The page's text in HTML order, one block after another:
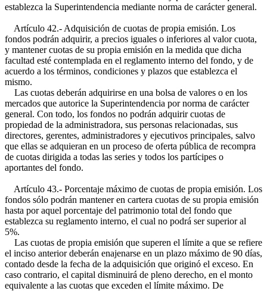
establezca la Superintendencia mediante norma de carácter general.
Artículo 42.- Adquisición de cuotas de propia emisión. Los
fondos podrán adquirir, a precios iguales o inferiores al valor cuota,
y mantener cuotas de su propia emisión en la medida que dicha
facultad esté contemplada en el reglamento interno del fondo, y de
acuerdo a los términos, condiciones y plazos que establezca el
mismo.
Las cuotas deberán adquirirse en una bolsa de valores o en los
mercados que autorice la Superintendencia por norma de carácter
general. Con todo, los fondos no podrán adquirir cuotas de
propiedad de la administradora, sus personas relacionadas, sus
directores, gerentes, administradores y ejecutivos principales, salvo
que ellas se adquieran en un proceso de oferta pública de recompra
de cuotas dirigida a todas las series y todos los partícipes o
aportantes del fondo.
Artículo 43.- Porcentaje máximo de cuotas de propia emisión. Los
fondos sólo podrán mantener en cartera cuotas de su propia emisión
hasta por aquel porcentaje del patrimonio total del fondo que
establezca su reglamento interno, el cual no podrá ser superior al
5%.
Las cuotas de propia emisión que superen el límite a que se refiere
el inciso anterior deberán enajenarse en un plazo máximo de 90 días,
contado desde la fecha de la adquisición que originó el exceso. En
caso contrario, el capital disminuirá de pleno derecho, en el monto
equivalente a las cuotas que exceden el límite máximo. De